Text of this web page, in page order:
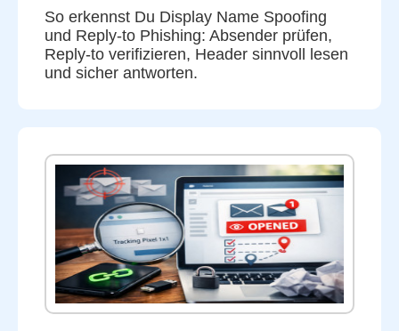
So erkennst Du Display Name Spoofing
und Reply-to Phishing: Absender prüfen,
Reply-to verifizieren, Header sinnvoll lesen
und sicher antworten.